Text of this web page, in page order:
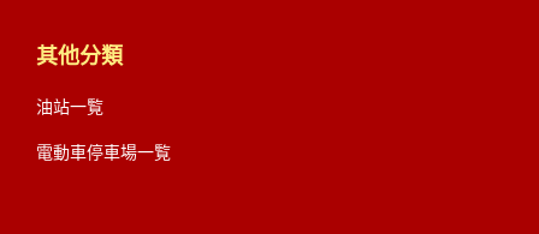
其他分類
油站一覧
電動車停車場一覧